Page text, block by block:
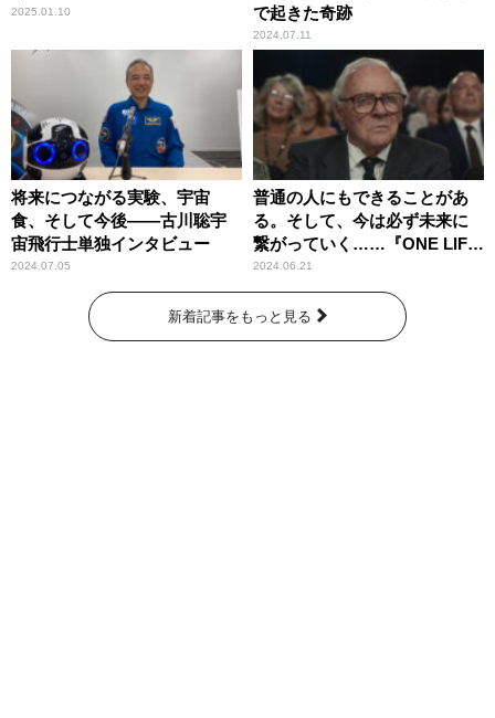
2025.01.10
で起きた奇跡
2024.07.11
将来につながる実験、宇宙
食、そして今後――古川聡宇
宙飛行士単独インタビュー
2024.07.05
普通の人にもできることがあ
る。そして、今は必ず未来に
繋がっていく……『ONE LIFE
奇跡が繋いだ6000の命』
2024.06.21
新着記事をもっと見る